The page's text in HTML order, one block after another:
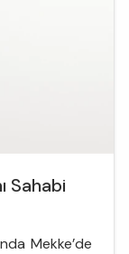
Sahabi
Mekke’de